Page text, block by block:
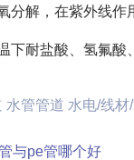
分解，在紫外线
下耐盐酸、氢氟
水管管道 水电/线材
与pe管哪个好